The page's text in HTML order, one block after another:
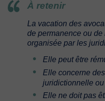
À retenir
La vacation des
de permanence ou
organisée par les
Elle peut être
Elle concerne
juridictionnelle
Elle ne doit pas